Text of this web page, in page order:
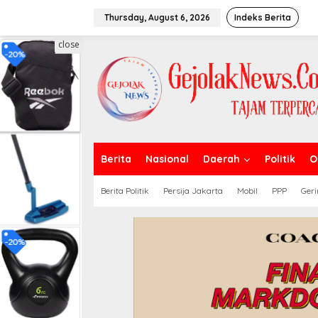
p
t
o
c
o
e
Thursday, August 6, 2026 Indeks Berita
Berita Nasional Daerah Politik
Berita Politik Persija Jakarta Mobil PPP
close